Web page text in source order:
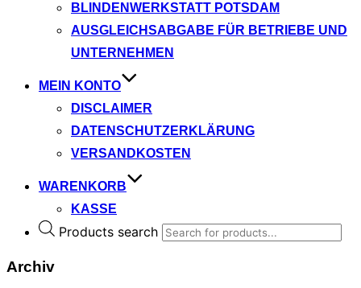
BLINDENWERKSTATT POTSDAM
AUSGLEICHSABGABE FÜR BETRIEBE UND
UNTERNEHMEN
MEIN KONTO
DISCLAIMER
DATENSCHUTZERKLÄRUNG
VERSANDKOSTEN
WARENKORB
KASSE
Products search
Archiv